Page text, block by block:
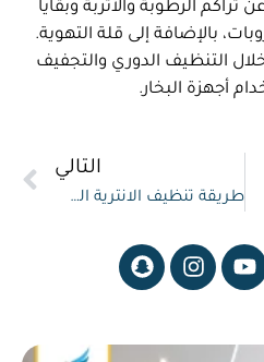
تراكم الرطوبة والأتربة وبقايا
بالإضافة إلى قلة التهوية.
التنظيف الدوري والتجفيف
أجهزة البخار.
التالي
طريقة تنظيف الانترية الشمواة